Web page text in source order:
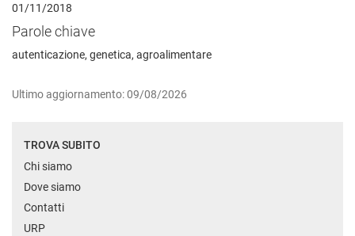
01/11/2018
Parole chiave
autenticazione, genetica, agroalimentare
Ultimo aggiornamento: 09/08/2026
TROVA SUBITO
Chi siamo
Dove siamo
Contatti
URP